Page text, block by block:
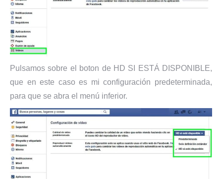
Pulsamos sobre el boton de HD SI ESTÁ DISPONIBLE,
que en este caso es mi configuración predeterminada,
para que se abra el menú inferior.